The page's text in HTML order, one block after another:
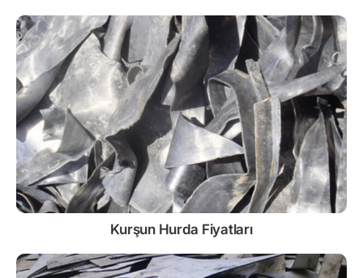
Kurşun Hurda Fiyatları